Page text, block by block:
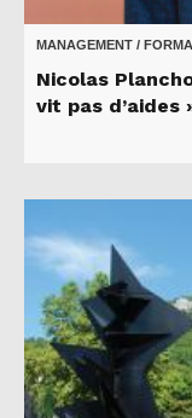
MANAGEMENT /
Nicolas
vit pas d’aides